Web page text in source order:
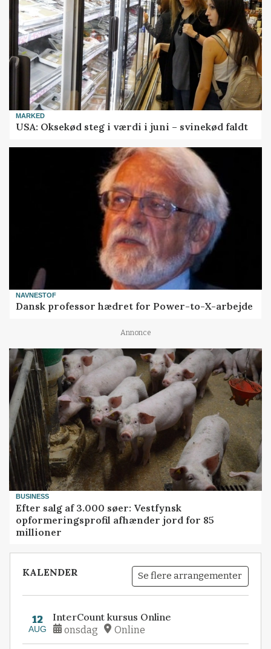
MARKED
USA: Oksekød steg i værdi i juni – svinekød faldt
NAVNESTOF
Dansk professor hædret for Power-to-X-arbejde
Annonce
BUSINESS
Efter salg af 3.000 søer: Vestfynsk
opformeringsprofil afhænder jord for 85
millioner
KALENDER Se flere arrangementer
12
AUG
InterCount kursus Online
onsdag Online